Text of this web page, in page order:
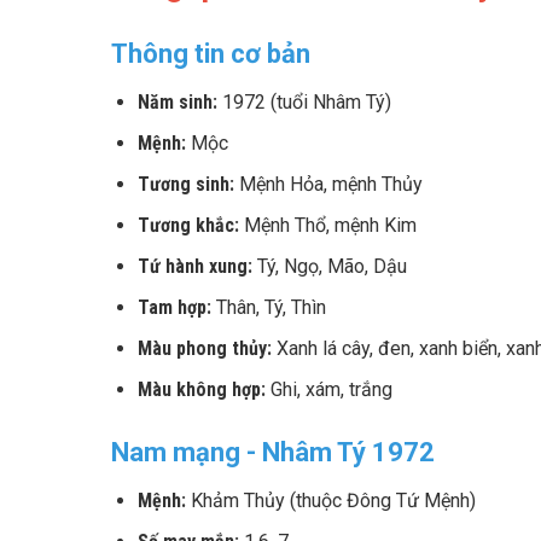
Thông tin cơ bản
Năm sinh: 1972 (tuổi Nhâm Tý)
Mệnh: Mộc
Tương sinh: Mệnh Hỏa, mệnh Thủy
Tương khắc: Mệnh Thổ, mệnh Kim
Tứ hành xung: Tý, Ngọ, Mão, Dậu
Tam hợp: Thân, Tý, Thìn
Màu phong thủy: Xanh lá cây, đen, xanh biển,
Màu không hợp: Ghi, xám, trắng
Nam mạng - Nhâm Tý 1972
Mệnh: Khảm Thủy (thuộc Đông Tứ Mệnh)